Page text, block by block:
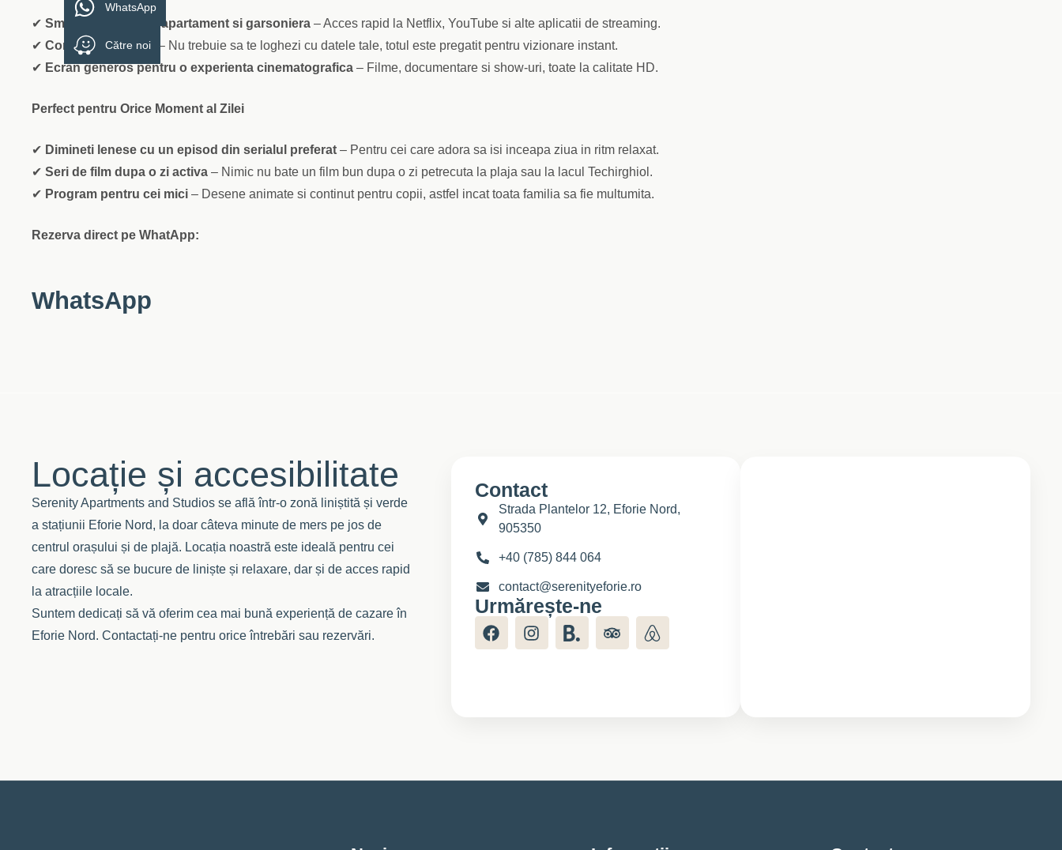
✔ Smart TV in fiecare apartament si garsoniera – Acces rapid la Netflix, YouTube si alte aplicatii de streaming.
✔ Cont Netflix inclus
– Nu trebuie sa te loghezi cu datele tale, totul este pregatit pentru vizionare instant.
✔ Ecran generos pentru o experienta cinematografica – Filme, documentare si show-uri, toate la calitate HD.
Perfect pentru Orice Moment al Zilei
✔ Dimineti lenese cu un episod din serialul preferat – Pentru cei care adora sa isi inceapa ziua in ritm relaxat.
✔ Seri de film dupa o zi activa – Nimic nu bate un film bun dupa o zi petrecuta la plaja sau la lacul Techirghiol.
✔ Program pentru cei mici – Desene animate si continut pentru copii, astfel incat toata familia sa fie multumita.
Rezerva direct pe WhatApp:
WhatsApp
Locație și accesibilitate
Serenity Apartments and Studios se află într-o zonă liniștită și verde
a stațiunii Eforie Nord, la doar câteva minute de mers pe jos de
centrul orașului și de plajă. Locația noastră este ideală pentru cei
care doresc să se bucure de liniște și relaxare, dar și de acces rapid
la atracțiile locale.
Suntem dedicați să vă oferim cea mai bună experiență de cazare în
Eforie Nord. Contactați-ne pentru orice întrebări sau rezervări.
Contact
Strada Plantelor 12, Eforie Nord,
905350
+40 (785) 844 064
contact@serenityeforie.ro
Urmărește-ne
WhatsApp
Către noi